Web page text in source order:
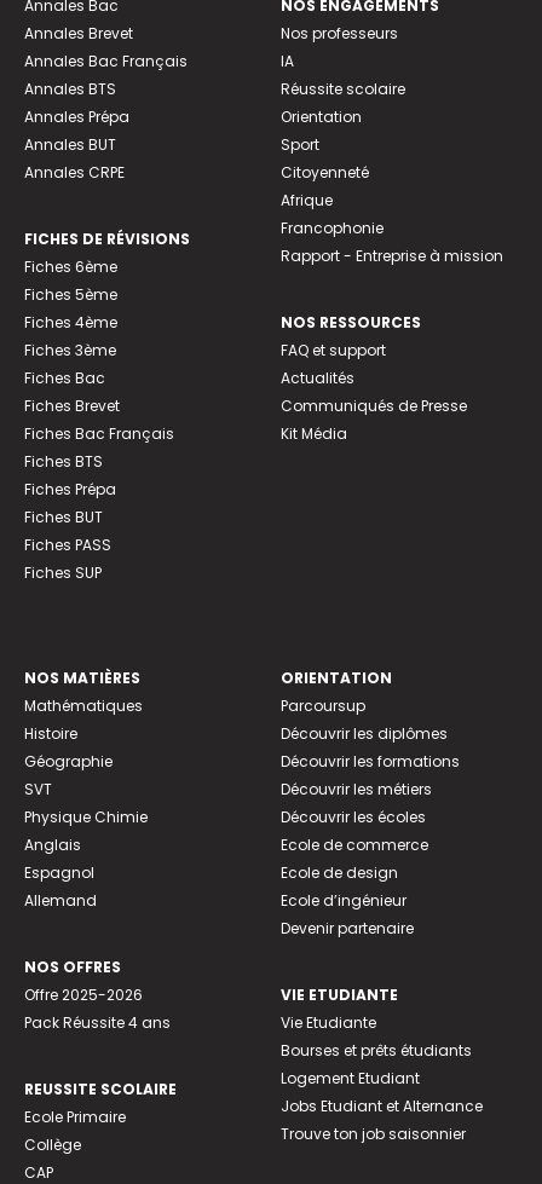
Annales Bac
Annales Brevet
Annales Bac Français
Annales BTS
Annales Prépa
Annales BUT
Annales CRPE
FICHES DE RÉVISIONS
Fiches 6ème
Fiches 5ème
Fiches 4ème
Fiches 3ème
Fiches Bac
Fiches Brevet
Fiches Bac Français
Fiches BTS
Fiches Prépa
Fiches BUT
Fiches PASS
Fiches SUP
NOS ENGAGEMENTS
Nos professeurs
IA
Réussite scolaire
Orientation
Sport
Citoyenneté
Afrique
Francophonie
Rapport - Entreprise à mission
NOS RESSOURCES
FAQ et support
Actualités
Communiqués de Presse
Kit Média
NOS MATIÈRES
Mathématiques
Histoire
Géographie
SVT
Physique Chimie
Anglais
Espagnol
Allemand
NOS OFFRES
Offre 2025-2026
Pack Réussite 4 ans
REUSSITE SCOLAIRE
Ecole Primaire
Collège
CAP
ORIENTATION
Parcoursup
Découvrir les diplômes
Découvrir les formations
Découvrir les métiers
Découvrir les écoles
Ecole de commerce
Ecole de design
Ecole d’ingénieur
Devenir partenaire
VIE ETUDIANTE
Vie Etudiante
Bourses et prêts étudiants
Logement Etudiant
Jobs Etudiant et Alternance
Trouve ton job saisonnier